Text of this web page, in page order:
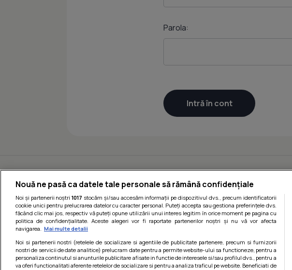
Parola:
Nouă ne pasă ca datele tale personale să rămână confidențiale
Noi și partenerii noștri1017 stocăm și/sau accesăm informații pe dispozitivul dvs., precum identificatorii
cookie unici pentru prelucrarea datelor cu caracter personal. Puteți accepta sau gestiona preferințele dvs.
făcând clic mai jos, respectiv vă puteți opune utilizării unui interes legitim în orice moment pe pagina cu
politica de confidențialitate. Aceste alegeri vor fi raportate partenerilor noștri și nu vă vor afecta
navigarea. Mai multe detalii
Noi si partenerii nostri (retelele de socializare si agentiile de publicitate partenere, precum si furnizorii
nostri de servicii de date analitice) prelucram date pentru a permite website-ului sa functioneze, pentru a
personaliza continutul si anunturile publicitare afisate in functie de interesele si/sau profilul dvs., pentru a
va oferi functionalitati aferente retelelor de socializare si pentru a analiza traficul pe website. Beneficiati de